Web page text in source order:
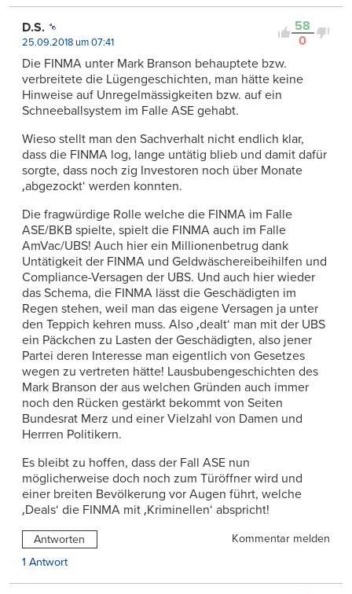
58
0
D.S.
25.09.2018 um 07:41
Die FINMA unter Mark Branson behauptete bzw.
verbreitete die Lügengeschichten, man hätte keine
Hinweise auf Unregelmässigkeiten bzw. auf ein
Schneeballsystem im Falle ASE gehabt.
Wieso stellt man den Sachverhalt nicht endlich klar,
dass die FINMA log, lange untätig blieb und damit dafür
sorgte, dass noch zig Investoren noch über Monate
‚abgezockt‘ werden konnten.
Die fragwürdige Rolle welche die FINMA im Falle
ASE/BKB spielte, spielt die FINMA auch im Falle
AmVac/UBS! Auch hier ein Millionenbetrug dank
Untätigkeit der FINMA und Geldwäschereibeihilfen und
Compliance-Versagen der UBS. Und auch hier wieder
das Schema, die FINMA lässt die Geschädigten im
Regen stehen, weil man das eigene Versagen ja unter
den Teppich kehren muss. Also ‚dealt‘ man mit der UBS
ein Päckchen zu Lasten der Geschädigten, also jener
Partei deren Interesse man eigentlich von Gesetzes
wegen zu vertreten hätte! Lausbubengeschichten des
Mark Branson der aus welchen Gründen auch immer
noch den Rücken gestärkt bekommt von Seiten
Bundesrat Merz und einer Vielzahl von Damen und
Herrren Politikern.
Es bleibt zu hoffen, dass der Fall ASE nun
möglicherweise doch noch zum Türöffner wird und
einer breiten Bevölkerung vor Augen führt, welche
‚Deals‘ die FINMA mit ‚Kriminellen‘ abspricht!
Antworten
Kommentar melden
1 Antwort